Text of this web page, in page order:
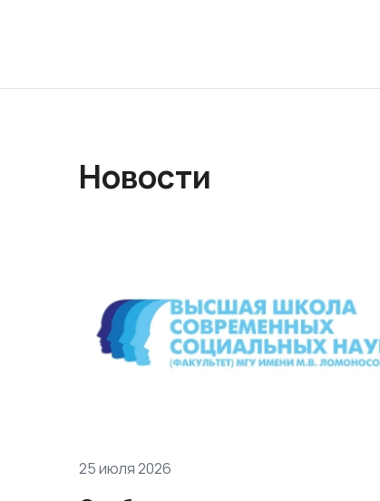
Новости
25 июля 2026